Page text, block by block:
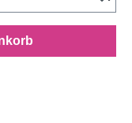
Wert ein